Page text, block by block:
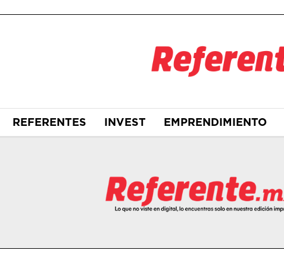
REFERENTES INVEST EMPRENDIMIENTO